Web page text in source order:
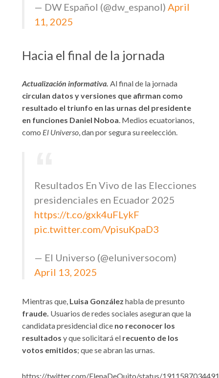
— DW Español (@dw_espanol) April
11, 2025
Hacia el final de la jornada
Actualización informativa. Al final de la jornada
circulan datos y versiones que afirman como
resultado el triunfo en las urnas del presidente
en funciones Daniel Noboa. Medios ecuatorianos,
como El Universo, dan por segura su reelección.
Resultados En Vivo de las Elecciones
presidenciales en Ecuador 2025
https://t.co/gxk4uFLykF
pic.twitter.com/VpisuKpaD3
— El Universo (@eluniversocom)
April 13, 2025
Mientras que, Luisa González habla de presunto
fraude. Usuarios de redes sociales aseguran que la
candidata presidencial dice no reconocer los
resultados y que solicitará el recuento de los
votos emitidos; que se abran las urnas.
https://twitter.com/ElenaDeQuito/status/